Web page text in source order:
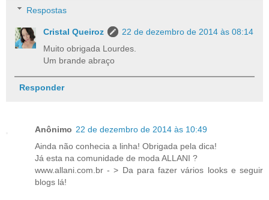
Respostas
Cristal Queiroz
22 de dezembro de 2014 às 08:14
Muito obrigada Lourdes.
Um brande abraço
Responder
Anônimo 22 de dezembro de 2014 às 10:49
Ainda não conhecia a linha! Obrigada pela dica!
Já esta na comunidade de moda ALLANI ?
www.allani.com.br - > Da para fazer vários looks e seguir
blogs lá!